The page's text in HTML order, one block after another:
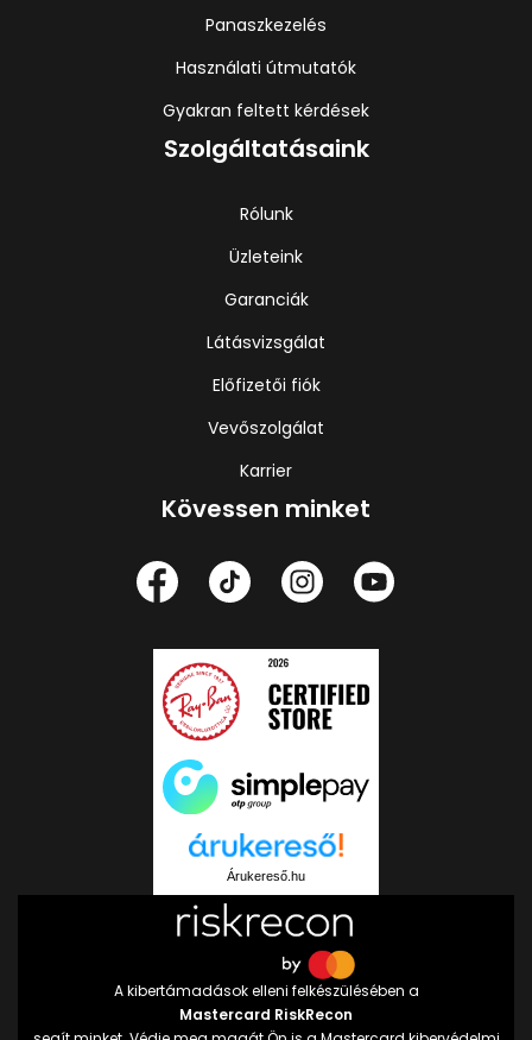
Panaszkezelés
Használati útmutatók
Gyakran feltett kérdések
Szolgáltatásaink
Rólunk
Üzleteink
Garanciák
Látásvizsgálat
Előfizetői fiók
Vevőszolgálat
Karrier
Kövessen minket
Árukereső.hu
A kibertámadások elleni felkészülésében a
Mastercard RiskRecon